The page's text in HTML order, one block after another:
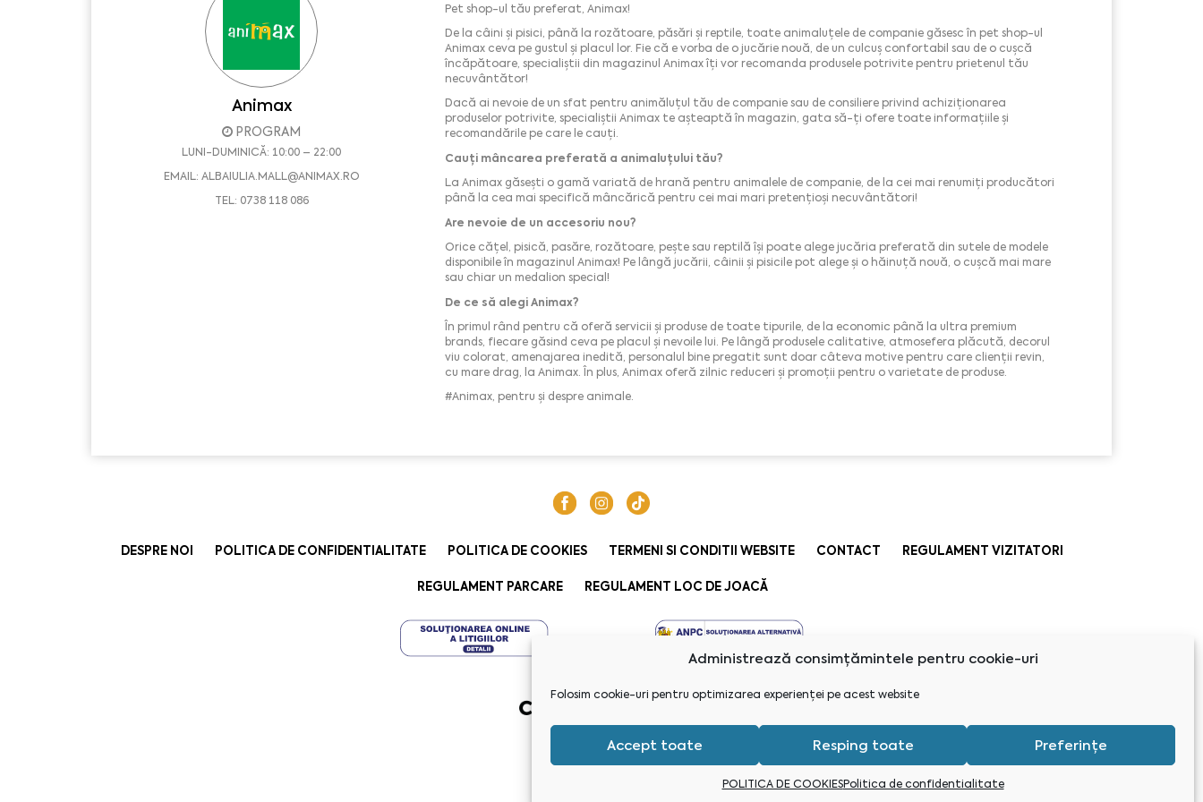
Administrează consimțămintele pentru cookie-uri
Folosim cookie-uri pentru optimizarea experienței pe acest website
Accept toate Resping toate Preferințe
POLITICA DE COOKIESPolitica de confidentialitate
Animax
PROGRAM
LUNI-DUMINICĂ: 10:00 – 22:00
EMAIL: ALBAIULIA.MALL@ANIMAX.RO
TEL: 0738 118 086
Pet shop-ul tău preferat, Animax!
De la câini și pisici, până la rozătoare, păsări și reptile, toate animaluțele de companie găsesc în pet shop-ul
Animax ceva pe gustul și placul lor. Fie că e vorba de o jucărie nouă, de un culcuș confortabil sau de o cușcă
încăpătoare, specialiștii din magazinul Animax îți vor recomanda produsele potrivite pentru prietenul tău
necuvântător!
Dacă ai nevoie de un sfat pentru animăluțul tău de companie sau de consiliere privind achiziționarea
produselor potrivite, specialiștii Animax te așteaptă în magazin, gata să-ți ofere toate informațiile și
recomandările pe care le cauți.
Cauți mâncarea preferată a animaluțului tău?
La Animax găsești o gamă variată de hrană pentru animalele de companie, de la cei mai renumiți producători
până la cea mai specifică mâncărică pentru cei mai mari pretențioși necuvântători!
Are nevoie de un accesoriu nou?
Orice cățel, pisică, pasăre, rozătoare, pește sau reptilă își poate alege jucăria preferată din sutele de modele
disponibile în magazinul Animax! Pe lângă jucării, câinii și pisicile pot alege și o hăinuță nouă, o cușcă mai mare
sau chiar un medalion special!
De ce să alegi Animax?
În primul rând pentru că oferă servicii și produse de toate tipurile, de la economic până la ultra premium
brands, fiecare găsind ceva pe placul și nevoile lui. Pe lângă produsele calitative, atmosefera plăcută, decorul
viu colorat, amenajarea inedită, personalul bine pregatit sunt doar câteva motive pentru care clienții revin,
cu mare drag, la Animax. În plus, Animax oferă zilnic reduceri și promoții pentru o varietate de produse.
#Animax, pentru și despre animale.
DESPRE NOI POLITICA DE CONFIDENTIALITATE POLITICA DE COOKIES TERMENI SI CONDITII WEBSITE CONTACT REGULAMENT VIZITATORI
REGULAMENT PARCARE REGULAMENT LOC DE JOACĂ